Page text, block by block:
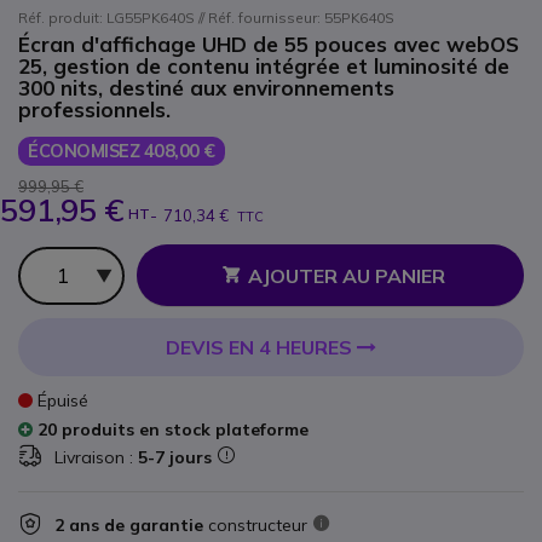
Réf. produit: LG55PK640S // Réf. fournisseur: 55PK640S
Écran d'affichage UHD de 55 pouces avec webOS
25, gestion de contenu intégrée et luminosité de
300 nits, destiné aux environnements
professionnels.
ÉCONOMISEZ 408,00 €
999,95 €
591,95 € HT- 710,34 € TTC
Qté
AJOUTER AU PANIER
DEVIS EN 4 HEURES
Épuisé
20 produits en stock plateforme
Livraison : 5-7 jours
2 ans de garantie constructeur